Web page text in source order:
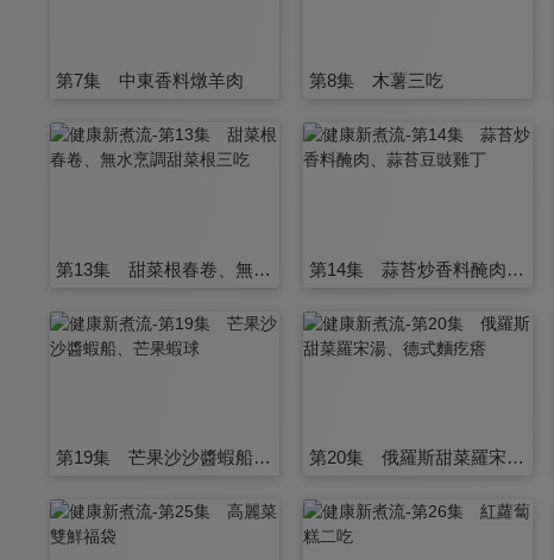
第7集 中東香料燉羊肉 第8集 木薯三吃
第13集 甜菜根春卷、無水烹調甜菜根三吃 第14集 蒜苔炒香料醃肉、蒜苔豆豉雞丁
第19集 芒果沙沙醬蝦船、芒果蝦球 第20集 俄羅斯甜菜羅宋湯、德式麵疙瘩